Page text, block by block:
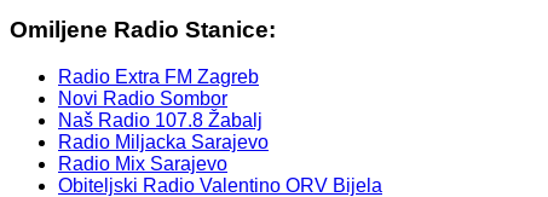
Omiljene Radio Stanice:
Radio Extra FM Zagreb
Novi Radio Sombor
Naš Radio 107.8 Žabalj
Radio Miljacka Sarajevo
Radio Mix Sarajevo
Obiteljski Radio Valentino ORV Bijela